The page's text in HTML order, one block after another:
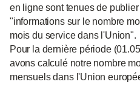
en ligne sont tenues de
"informations sur le nombre
mois du service dans l'Union".
Pour la dernière période
avons calculé notre nombre
mensuels dans l'Union